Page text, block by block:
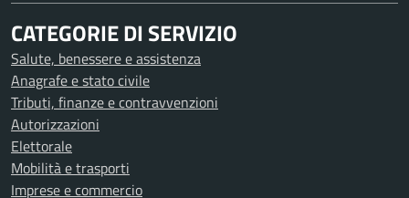
CATEGORIE DI SERVIZIO
Salute, benessere e assistenza
Anagrafe e stato civile
Tributi, finanze e contravvenzioni
Autorizzazioni
Elettorale
Mobilità e trasporti
Imprese e commercio